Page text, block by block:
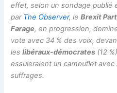
effet, selon un sondage publié
par The Observer, leBrexit
Farage, en progression,
vote avec 34 % des voix,
leslibéraux-démocrates (12
essuieraient un camouflet avec
suffrages.